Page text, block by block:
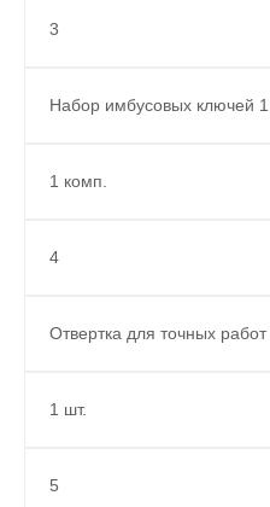
3
Набор имбусовых ключей
1 комп.
4
Отвертка для точных
1 шт.
5